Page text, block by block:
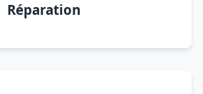
Réparation